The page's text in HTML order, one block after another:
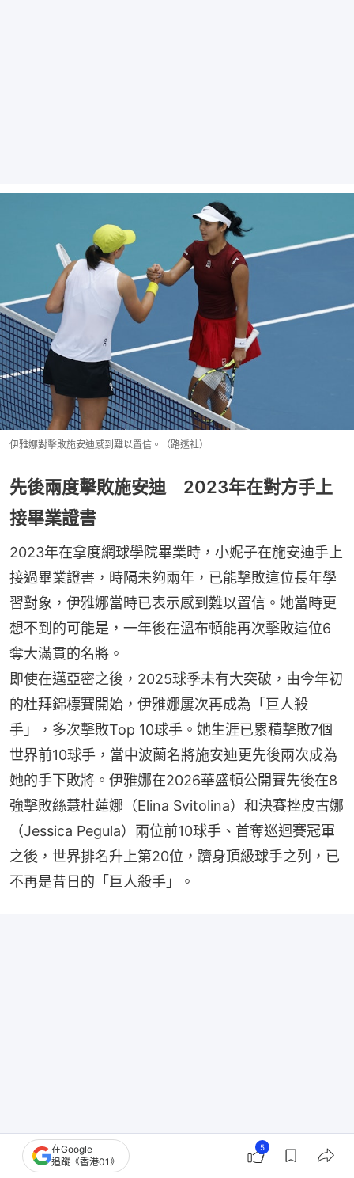
伊雅娜對擊敗施安迪感到難以置信。（路透社）
先後兩度擊敗施安迪 2023年在對方手上
接畢業證書
2023年在拿度網球學院畢業時，小妮子在施安迪手上
接過畢業證書，時隔未夠兩年，已能擊敗這位長年學
習對象，伊雅娜當時已表示感到難以置信。她當時更
想不到的可能是，一年後在溫布頓能再次擊敗這位6
奪大滿貫的名將。
即使在邁亞密之後，2025球季未有大突破，由今年初
的杜拜錦標賽開始，伊雅娜屢次再成為「巨人殺
手」，多次擊敗Top 10球手。她生涯已累積擊敗7個
世界前10球手，當中波蘭名將施安迪更先後兩次成為
她的手下敗將。伊雅娜在2026華盛頓公開賽先後在8
強擊敗絲慧杜蓮娜（Elina Svitolina）和決賽挫皮古娜
（Jessica Pegula）兩位前10球手、首奪巡迴賽冠軍
之後，世界排名升上第20位，躋身頂級球手之列，已
不再是昔日的「巨人殺手」。
網球︱伊雅娜續譜邁阿密童話 菲律賓新星連挫3位
在Google
追蹤《香港01》
5